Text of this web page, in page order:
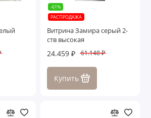
-61%
РАСПРОДАЖА
Витрина Замира серый 2-
ств высокая
24.459 ₽ 61.148 ₽
Купить